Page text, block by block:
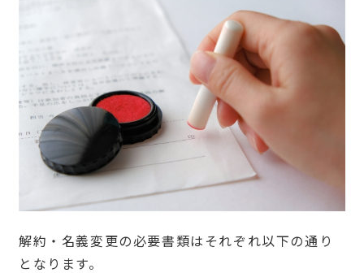
解約・名義変更の必要書類はそれぞれ以下の通り
となります。